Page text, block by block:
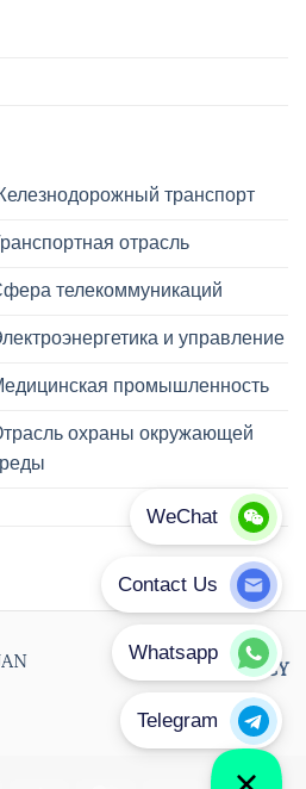
транспорт
отрасль
телекоммуникаций
и управление
промышленность
охраны окружающей
PRIVACY POLICY